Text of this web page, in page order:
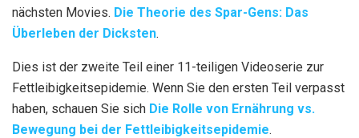
nächsten Movies. Die Theorie des Spar-Gens: Das
Überleben der Dicksten.
Dies ist der zweite Teil einer 11-teiligen Videoserie zur
Fettleibigkeitsepidemie. Wenn Sie den ersten Teil verpasst
haben, schauen Sie sich Die Rolle von Ernährung vs.
Bewegung bei der Fettleibigkeitsepidemie.